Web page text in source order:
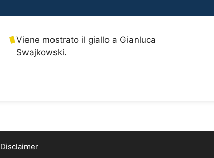
Viene mostrato il giallo a Gianluca
Swajkowski.
Disclaimer